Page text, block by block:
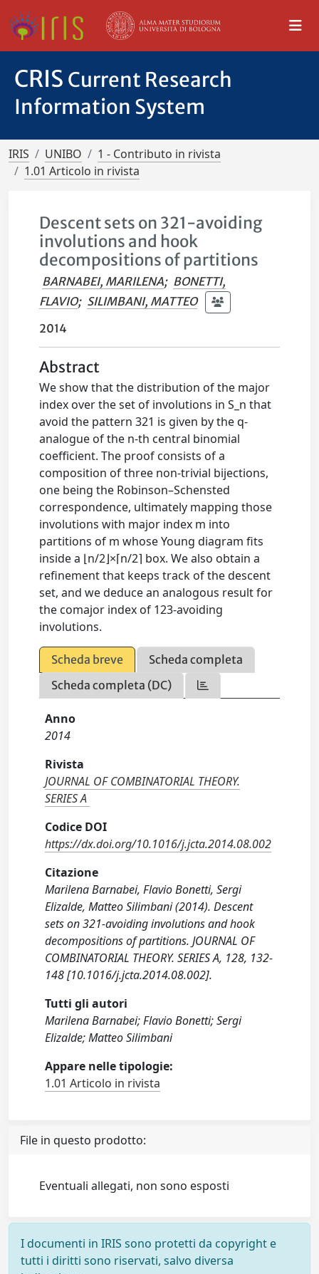
CRIS Current Research
Information System
IRIS UNIBO
1 - Contributo in rivista
1.01 Articolo in rivista
Descent sets on 321-avoiding
involutions and hook
decompositions of partitions
BARNABEI, MARILENA; BONETTI,
FLAVIO; SILIMBANI, MATTEO
2014
Abstract
We show that the distribution of the major
index over the set of involutions in S_n that
avoid the pattern 321 is given by the q-
analogue of the n-th central binomial
coefficient. The proof consists of a
composition of three non-trivial bijections,
one being the Robinson–Schensted
correspondence, ultimately mapping those
involutions with major index m into
partitions of m whose Young diagram fits
inside a ⌊n/2⌋×⌈n/2⌉ box. We also obtain a
refinement that keeps track of the descent
set, and we deduce an analogous result for
the comajor index of 123-avoiding
involutions.
Scheda breve
Scheda completa
Scheda completa (DC)
Anno
2014
Rivista
JOURNAL OF COMBINATORIAL THEORY.
SERIES A
Codice DOI
https://dx.doi.org/10.1016/j.jcta.2014.08.002
Citazione
Marilena Barnabei, Flavio Bonetti, Sergi
Elizalde, Matteo Silimbani (2014). Descent
sets on 321-avoiding involutions and hook
decompositions of partitions. JOURNAL OF
COMBINATORIAL THEORY. SERIES A, 128, 132-
148 [10.1016/j.jcta.2014.08.002].
Tutti gli autori
Marilena Barnabei; Flavio Bonetti; Sergi
Elizalde; Matteo Silimbani
Appare nelle tipologie:
1.01 Articolo in rivista
File in questo prodotto:
Eventuali allegati, non sono esposti
I documenti in IRIS sono protetti da copyright e
tutti i diritti sono riservati, salvo diversa